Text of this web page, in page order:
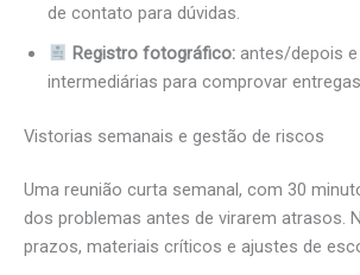
de contato para dúvidas.
Registro fotográfico:antes/depois e
intermediárias para comprovar
Vistorias semanais e gestão de riscos
Uma reunião curta semanal, com 30
dos problemas antes de virarem atrasos.
prazos, materiais críticos e ajustes de